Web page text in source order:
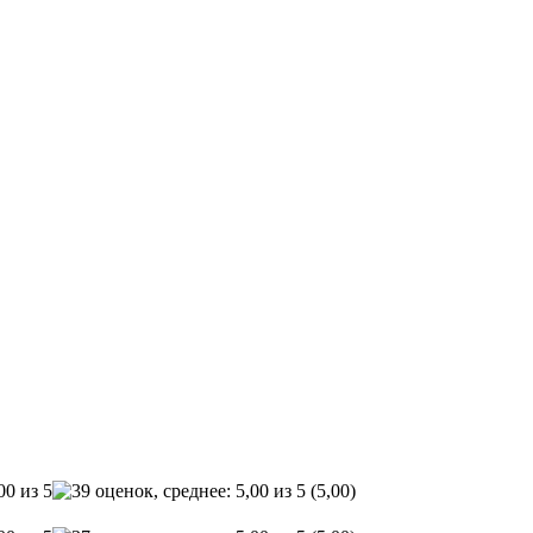
(5,00)